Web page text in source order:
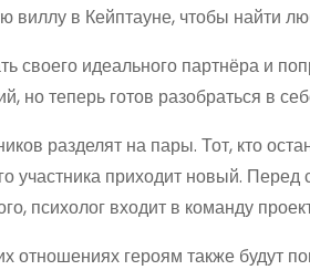
виллу в Кейптауне, чтобы найти
своего идеального партнёра и
но теперь готов разобраться в
разделят на пары. Тот, кто
участника приходит новый.
психолог входит в команду
отношениях героям также будут